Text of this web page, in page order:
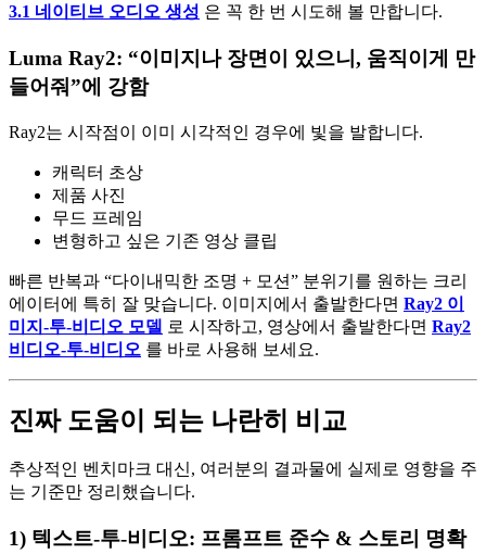
3.1 네이티브 오디오 생성 은 꼭 한 번 시도해 볼 만합니다.
Luma Ray2: “이미지나 장면이 있으니, 움직이게 만
들어줘”에 강함
Ray2는 시작점이 이미 시각적인 경우에 빛을 발합니다.
캐릭터 초상
제품 사진
무드 프레임
변형하고 싶은 기존 영상 클립
빠른 반복과 “다이내믹한 조명 + 모션” 분위기를 원하는 크리
에이터에 특히 잘 맞습니다. 이미지에서 출발한다면 Ray2 이
미지-투-비디오 모델 로 시작하고, 영상에서 출발한다면 Ray2
비디오-투-비디오 를 바로 사용해 보세요.
진짜 도움이 되는 나란히 비교
추상적인 벤치마크 대신, 여러분의 결과물에 실제로 영향을 주
는 기준만 정리했습니다.
1) 텍스트-투-비디오: 프롬프트 준수 & 스토리 명확